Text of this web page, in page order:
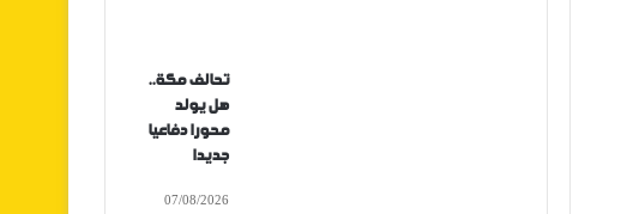
تحالف مكة..
هل يولد
محورا دفاعيا
جديدا
07/08/2026